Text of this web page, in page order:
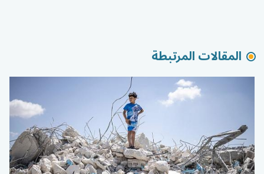
المقالات المرتبطة